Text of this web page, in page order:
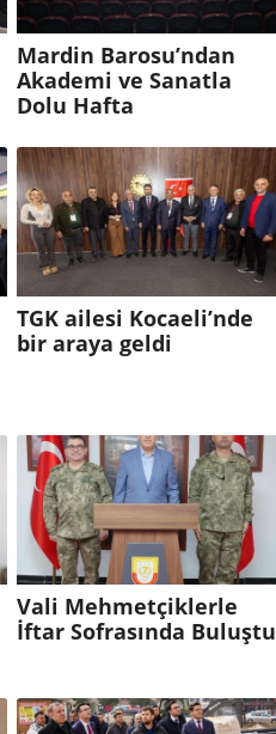
Mardin Barosu’ndan
Akademi ve Sanatla
Dolu Hafta
TGK ailesi Kocaeli’nde
bir araya geldi
Vali Mehmetçiklerle
İftar Sofrasında Buluştu